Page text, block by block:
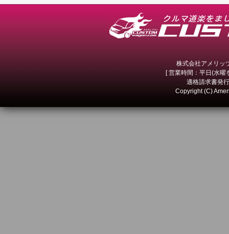
株式会社アメリ
[ 営業時間：平日(水
適格請求書発
Copyright (C)